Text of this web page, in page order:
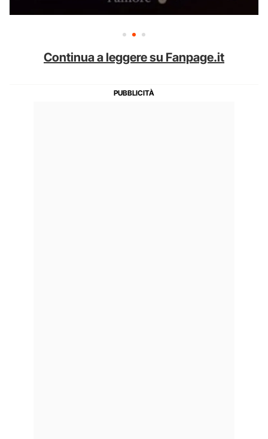
Continua a leggere su Fanpage.it